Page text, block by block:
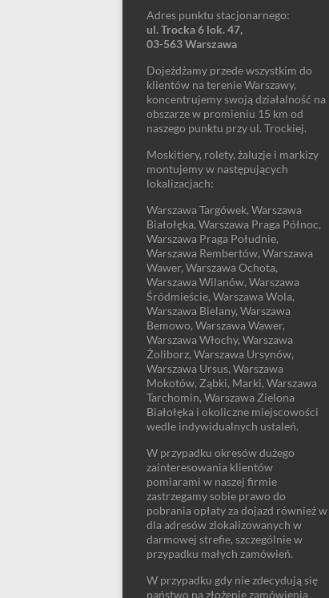
Adres punktu stacjonarnego:
ul. Trocka 6 lok. 47,
03-563 Warszawa
Dojeżdżamy przede wszystkim do
klientów na terenie Warszawy,
koncentrujemy swoją działalność na
obszarze w promieniu 15 km od
naszego punktu przy ul. Trockiej.
Moskitiery, rolety, żaluzje i markizy
montujemy w następujących
lokalizacjach:
Warszawa Targówek, Warszawa
Białołęka, Warszawa Praga Północ,
Warszawa Praga Południe,
Warszawa Rembertów, Warszawa
Wawer, Warszawa Ochota,
Warszawa Wilanów, Warszawa
Śródmieście, Warszawa Wola,
Warszawa Bielany, Warszawa
Bemowo, Warszawa Wawer,
Warszawa Włochy, Warszawa
Żoliborz, Warszawa Ursynów,
Warszawa Ursus, Warszawa
Mokotów, Ząbki, Marki, Warszawa
Tarchomin, Warszawa Zielona
Białołęka i okoliczne miejscowości
wedle indywidualnych ustaleń.
W przypadku okresów dużego
zainteresowania klientów
pomiarami w naszej firmie
zastrzegamy sobie prawo do
pobrania opłaty za dojazd również w
dla adresów zlokalizowanych w
darmowej strefie, szczególnie w
przypadku małych zamówień.
W przypadku gdy nie zdecydują się
państwo na złożenie zamówienia